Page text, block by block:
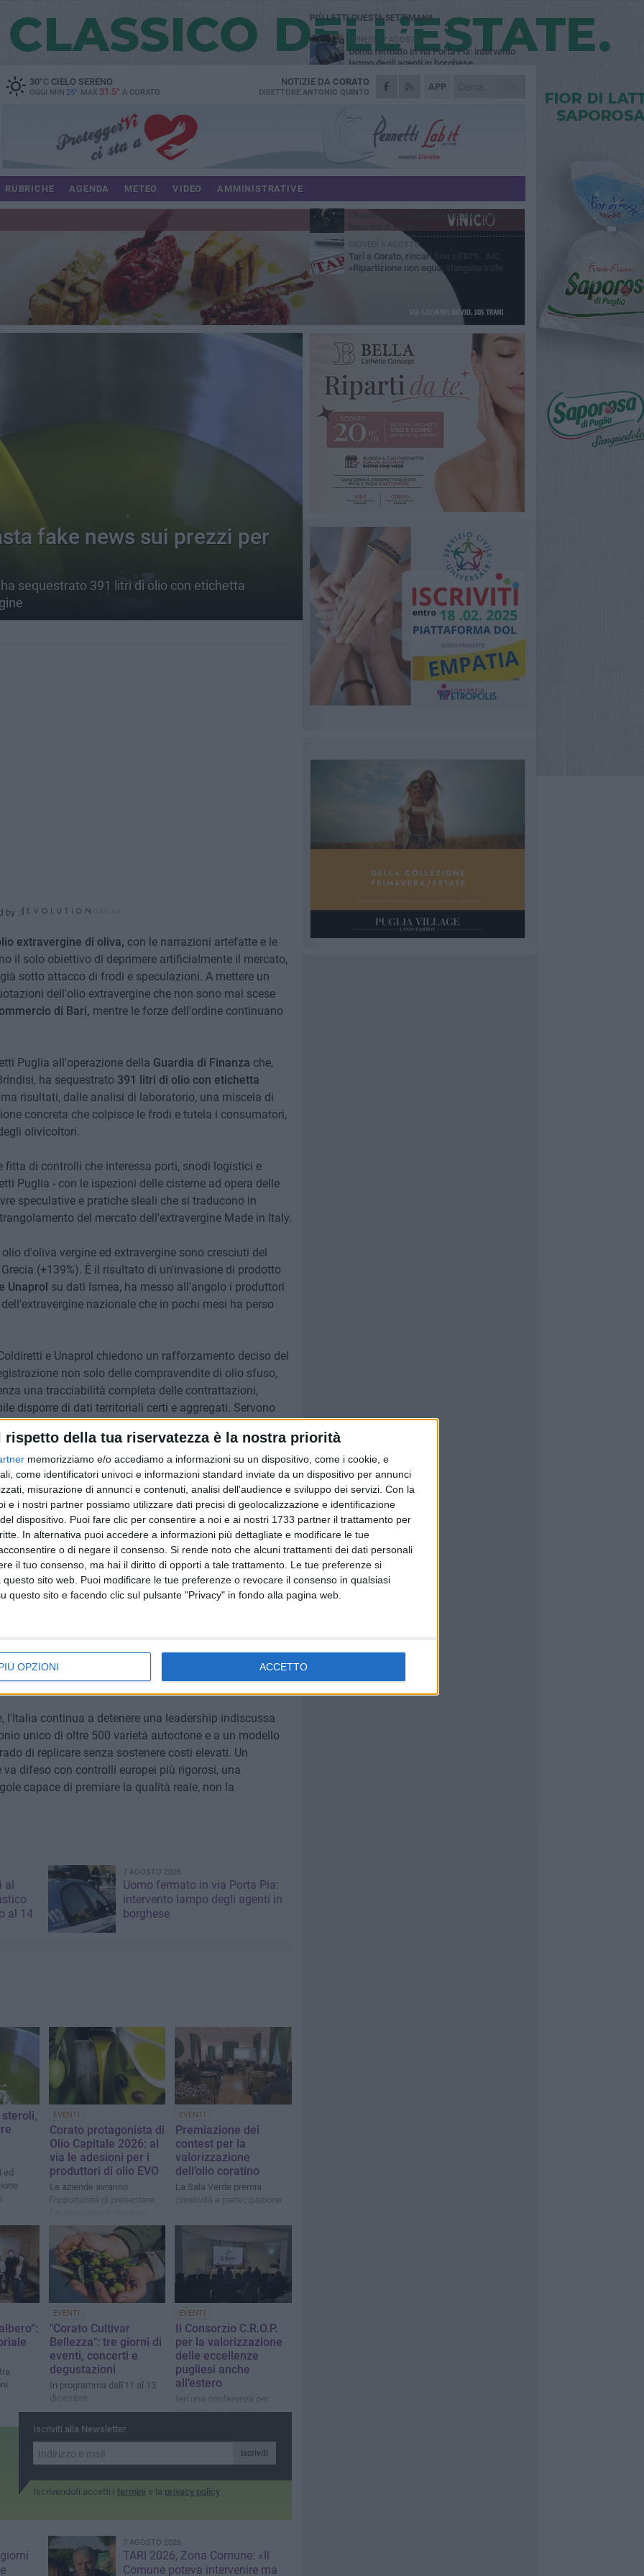
rispetto della tua riservatezza è la nostra priorità
memorizziamo e/o accediamo a informazioni su un dispositivo, come i cookie, e
come identificatori univoci e informazioni standard inviate da un dispositivo per annunci
misurazione di annunci e contenuti, analisi dell'audience e sviluppo dei servizi. Con la
e i nostri partner possiamo utilizzare dati precisi di geolocalizzazione e identificazione
dispositivo. Puoi fare clic per consentire a noi e ai nostri 1733 partner il trattamento per
In alternativa puoi accedere a informazioni più dettagliate e modificare le tue
o di negare il consenso. Si rende noto che alcuni trattamenti dei dati personali
il tuo consenso, ma hai il diritto di opporti a tale trattamento. Le tue preferenze si
sito web. Puoi modificare le tue preferenze o revocare il consenso in qualsiasi
questo sito e facendo clic sul pulsante "Privacy" in fondo alla pagina web.
OPZIONI ACCETTO
30°CCIELO SERENO
OGGI MIN 25° MAX 31.5° A CORATO
APP
NOTIZIE DA CORATO
DIRETTORE ANTONIO QUINTO
RUBRICHE AGENDA METEO VIDEO AMMINISTRATIVE
fake news sui prezzi per
sequestrato 391 litri di olio con etichetta
by
extravergine di oliva, con le narrazioni artefatte e le
il solo obiettivo di deprimere artificialmente il mercato,
sotto attacco di frodi e speculazioni. A mettere un
dell'olio extravergine che non sono mai scese
di Bari, mentre le forze dell'ordine continuano
Puglia all'operazione della Guardia di Finanza che,
ha sequestrato 391 litri di olio con etichetta
risultati, dalle analisi di laboratorio, una miscela di
concreta che colpisce le frodi e tutela i consumatori,
olivicoltori.
fitta di controlli che interessa porti, snodi logistici e
Puglia - con le ispezioni delle cisterne ad opera delle
speculative e pratiche sleali che si traducono in
del mercato dell'extravergine Made in Italy.
d'oliva vergine ed extravergine sono cresciuti del
(+139%). È il risultato di un'invasione di prodotto
Unaprol su dati Ismea, ha messo all'angolo i produttori
nazionale che in pochi mesi ha perso
e Unaprol chiedono un rafforzamento deciso del
non solo delle compravendite di olio sfuso,
una tracciabilità completa delle contrattazioni,
disporre di dati territoriali certi e aggregati. Servono
restituire valore reale ai produttori e trasparenza
ogni fase dello scambio, piazza per piazza, con
il cosiddetto traffico di perfezionamento attivo, un
di olio dall'estero – aggiungono Coldiretti e
sull'applicazione degli strumenti di
partire dall'introduzione del documento di trasporto
legge 206/2023. Allo stesso modo, la riduzione dei
per garantire maggiore chiarezza lungo la filiera
pratiche scorrette.
non solo dal punto di vista economico, ma
di giornate lavorative, rappresenta un presidio
del Paese. È un settore che contribuisce alla stabilità
a chi sfrutta il marchio Italia senza rispettarne le
l'Italia continua a detenere una leadership indiscussa
unico di oltre 500 varietà autoctone e a un modello
di replicare senza sostenere costi elevati. Un
difeso con controlli europei più rigorosi, una
capace di premiare la qualità reale, non la
al
al 14
7 AGOSTO 2026
Uomo fermato in via Porta Pia:
intervento lampo degli agenti in
borghese
steroli,
ed
EVENTI
Corato protagonista di
Olio Capitale 2026: al
via le adesioni per i
produttori di olio EVO
Le aziende avranno
l’opportunità di presentare,
direttamente al pubblico i
propri oli
EVENTI
Premiazione dei
contest per la
valorizzazione
dell’olio coratino
La Sala Verde premia
creatività e partecipazione
EVENTI
"Corato Cultivar
Bellezza": tre giorni di
eventi, concerti e
degustazioni
In programma dall'11 al 13
dicembre
EVENTI
Il Consorzio C.R.O.P.
per la valorizzazione
delle eccellenze
pugliesi anche
all’estero
Ieri una conferenza per
mostrare gli obiettivi e i
Iscriviti alla Newsletter
Iscriviti
Iscrivendoti accetti i termini e la privacy policy
7 AGOSTO 2026
TARI 2026, Zona Comune: «Il
Comune poteva intervenire ma
PIÙ LETTI QUESTA SETTIMANA
VENERDÌ 7 AGOSTO
Uomo fermato in via Porta Pia: intervento
lampo degli agenti in borghese
GIOVEDÌ 6 AGOSTO
Gelato di San Domenico: il gusto che
GIOVEDÌ 6 AGOSTO
Gaetano Mongelli, sei anni per un sogno:
nasce a Corato "Megaad"
VENERDÌ 7 AGOSTO
Due aggressioni in pochi giorni tra Bari e
MERCOLEDÌ 5 AGOSTO
Chiuso momentaneamente distributore di
GIOVEDÌ 6 AGOSTO
Tari a Corato, rincari fino all'87%. AIC:
«Ripartizione non equa, stangata sulle
imprese»